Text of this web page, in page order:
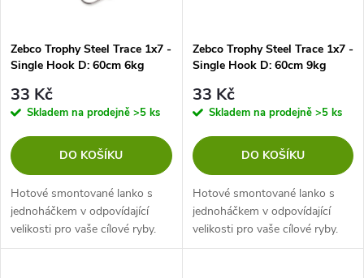
Zebco Trophy Steel Trace 1x7 -
Single Hook D: 60cm 6kg
33 Kč
Skladem na prodejně >5 ks
DO KOŠÍKU
Hotové smontované lanko s
jednoháčkem v odpovídající
velikosti pro vaše cílové ryby.
Abasolutní garant jistoty při
Zebco Trophy Steel Trace 1x7 -
Single Hook D: 60cm 9kg
33 Kč
Skladem na prodejně >5 ks
DO KOŠÍKU
Hotové smontované lanko s
jednoháčkem v odpovídající
velikosti pro vaše cílové ryby.
Abasolutní garant jistoty při